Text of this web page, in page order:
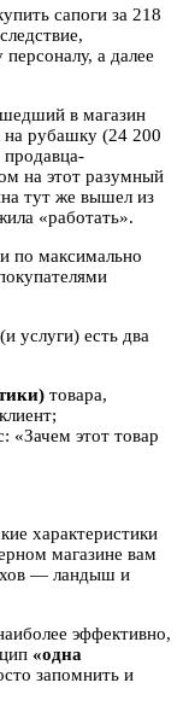
сапоги за 218
а далее
в магазин
на рубашку (24 200
на этот разумный
тут же вышел из
«работать».
по максимально
услуги) есть два
товара,
«Зачем этот товар
характеристики
магазине вам
— ландыш и
эффективно,
«одна
запомнить и